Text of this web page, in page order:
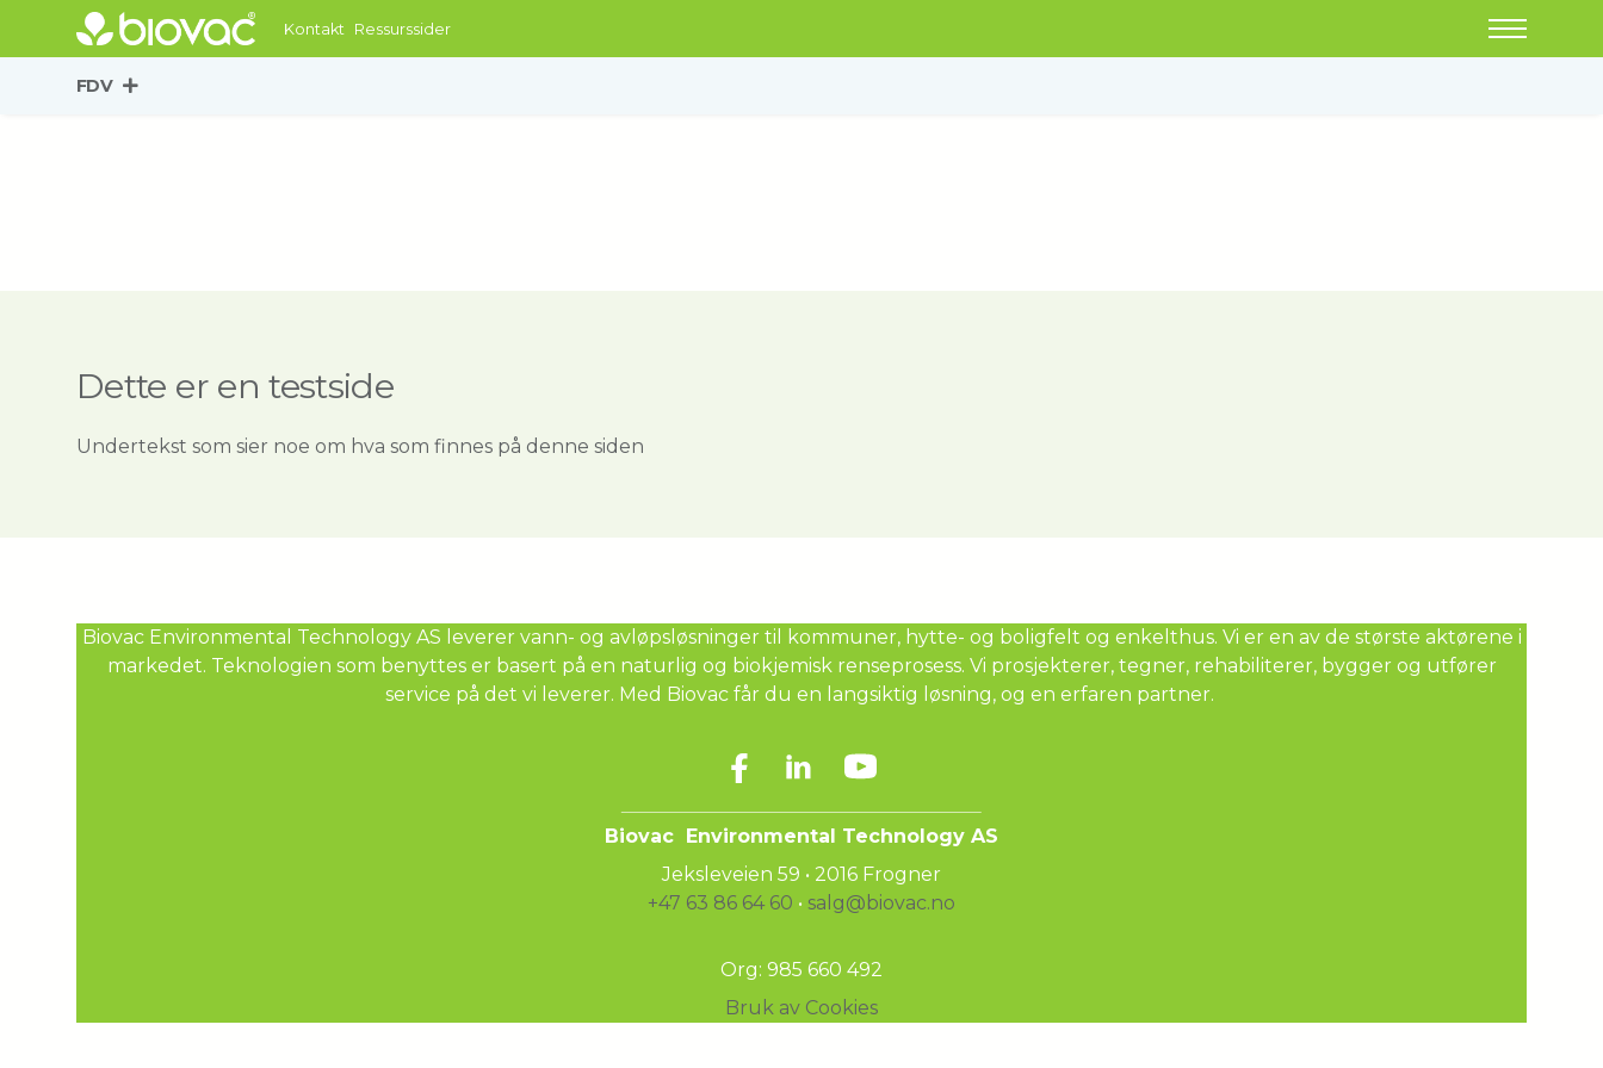
Kontakt Ressurssider
FDV
Om Biovac
Aktuelt
Kontakt
Dette er en testside
Undertekst som sier noe om hva som finnes på denne siden
Biovac Environmental Technology AS leverer vann- og avløpsløsninger til kommuner, hytte- og boligfelt og enkelthus. Vi er en av de største aktørene i
markedet. Teknologien som benyttes er basert på en naturlig og biokjemisk renseprosess. Vi prosjekterer, tegner, rehabiliterer, bygger og utfører
service på det vi leverer. Med Biovac får du en langsiktig løsning, og en erfaren partner.
Biovac Environmental Technology AS
Jeksleveien 59 • 2016 Frogner
+47 63 86 64 60 • salg@biovac.no
Org: 985 660 492
Bruk av Cookies